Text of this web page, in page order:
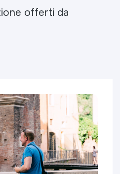
offerti da